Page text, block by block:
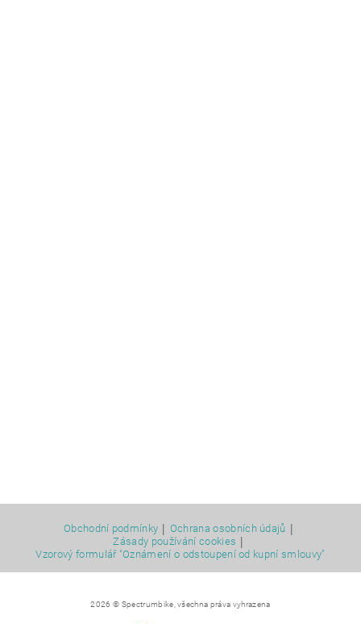
Obchodní podmínky Ochrana osobních údajů
Zásady používání cookies
Vzorový formulář "Oznámení o odstoupení od kupní smlouvy"
2026 © Spectrumbike, všechna práva vyhrazena